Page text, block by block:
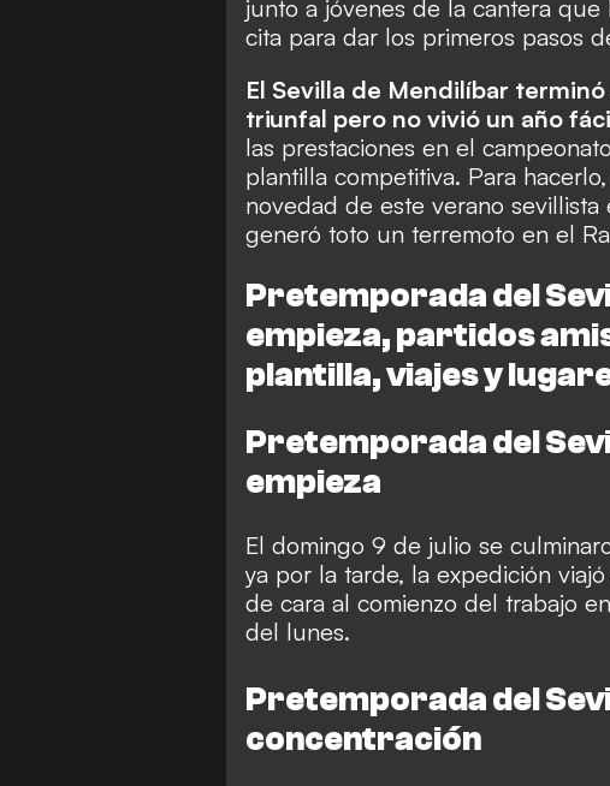
junto a jóvenes de la cantera
cita para dar los primeros pasos
El Sevilla de Mendilíbar
triunfal pero no vivió un año
las prestaciones en el
plantilla competitiva. Para
novedad de este verano
generó toto un terremoto en el
Pretemporada del
empieza, partidos
plantilla, viajes y
Pretemporada del
empieza
El domingo 9 de julio se
ya por la tarde, la expedición
de cara al comienzo del trabajo
del lunes.
Pretemporada del
concentración